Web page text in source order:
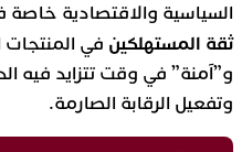
السياسية والاقتصادية
ثقة المستهلكين في المنتجات
و”آمنة” في وقت تتزايد فيه
وتفعيل الرقابة الصارمة.